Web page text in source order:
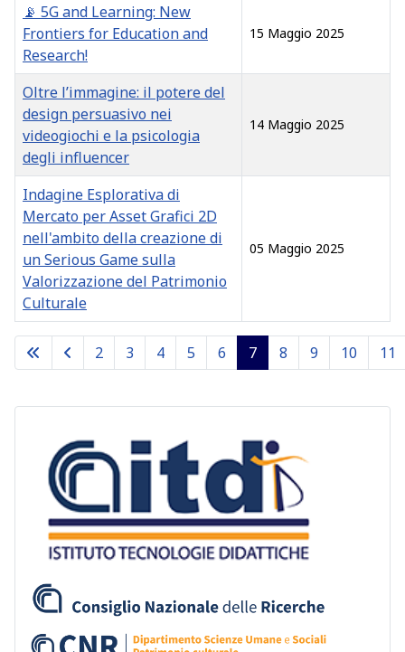
Articles
📡 5G and Learning: New
Frontiers for Education and
Research!
15 Maggio 2025
Oltre l’immagine: il potere del
design persuasivo nei
videogiochi e la psicologia
degli influencer
14 Maggio 2025
Indagine Esplorativa di
Mercato per Asset Grafici 2D
nell'ambito della creazione di
un Serious Game sulla
Valorizzazione del Patrimonio
Culturale
05 Maggio 2025
Pagina 7 di 17
2 3 4 5 6 7 8 9 10 11